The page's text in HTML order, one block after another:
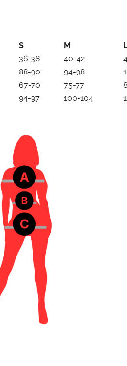
S M
L
36-38 40-42
88-90 94-98
67-70 75-77
94-97 100-104